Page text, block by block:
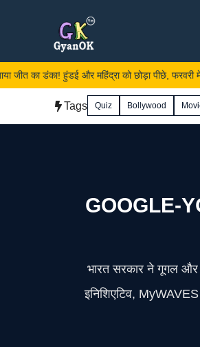
हुंडई और महिंद्रा को छोड़ा पीछे, फरवरी में बिकीं
Tags Quiz Bollywood
GOOGLE-
भारत सरकार ने गूगल
इनिशिएटिव,